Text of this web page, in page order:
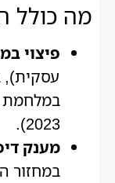
מה כולל
פיצוי
עסקית),
במלחמת
2023).
מענק
במחזור